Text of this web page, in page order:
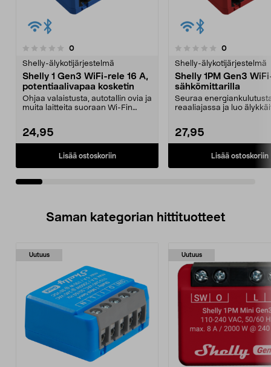
0arvostelut
Shelly-älykotijärjestelmä
Shelly 1 Gen3 WiFi-rele 16 A,
potentiaalivapaa kosketin
Ohjaa valaistusta, autotallin ovia ja
muita laitteita suoraan Wi-Fin
24,95
Lisää ostoskoriin
0.0 viidestä
0arvostelut
Shelly-älykotijärjestelmä
Shelly 1PM Gen3
sähkömittarilla
Seuraa
reaaliajassa ja luo
27,95
Lisää ostoskoriin
0.0 viidestä
Saman kategorian hittituotteet
Uutuus Uutuus